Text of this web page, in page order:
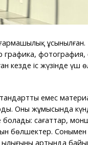
ұсынылған.
графика, фотография,
кезде іс жүзінде
емес
Оның жұмысында
болады: сағаттар,
бөлшектер.
артында